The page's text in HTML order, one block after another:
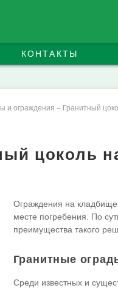
КОНТАКТЫ
и ограждения – Гранитный
цоколь
Ограждения на
месте погребения. По
преимущества такого
Гранитные
Среди известных и